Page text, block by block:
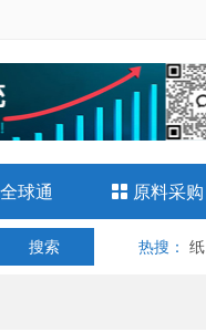
全球通  原料采购
热搜 ： 纸